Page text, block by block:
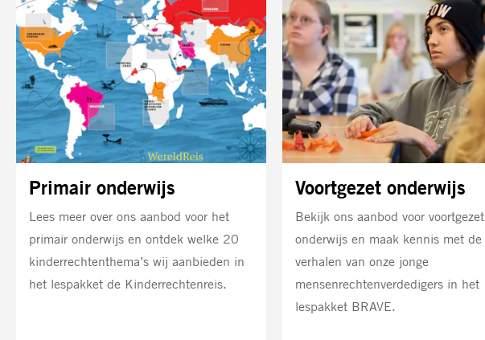
Primair onderwijs
Lees meer over ons aanbod voor het
primair onderwijs en ontdek welke 20
kinderrechtenthema’s wij aanbieden in
het lespakket de Kinderrechtenreis.
meer
Voortgezet onderwijs
Bekijk ons aanbod voor voortgezet
onderwijs en maak kennis met de
verhalen van onze jonge
mensenrechtenverdedigers in het
lespakket BRAVE.
meer